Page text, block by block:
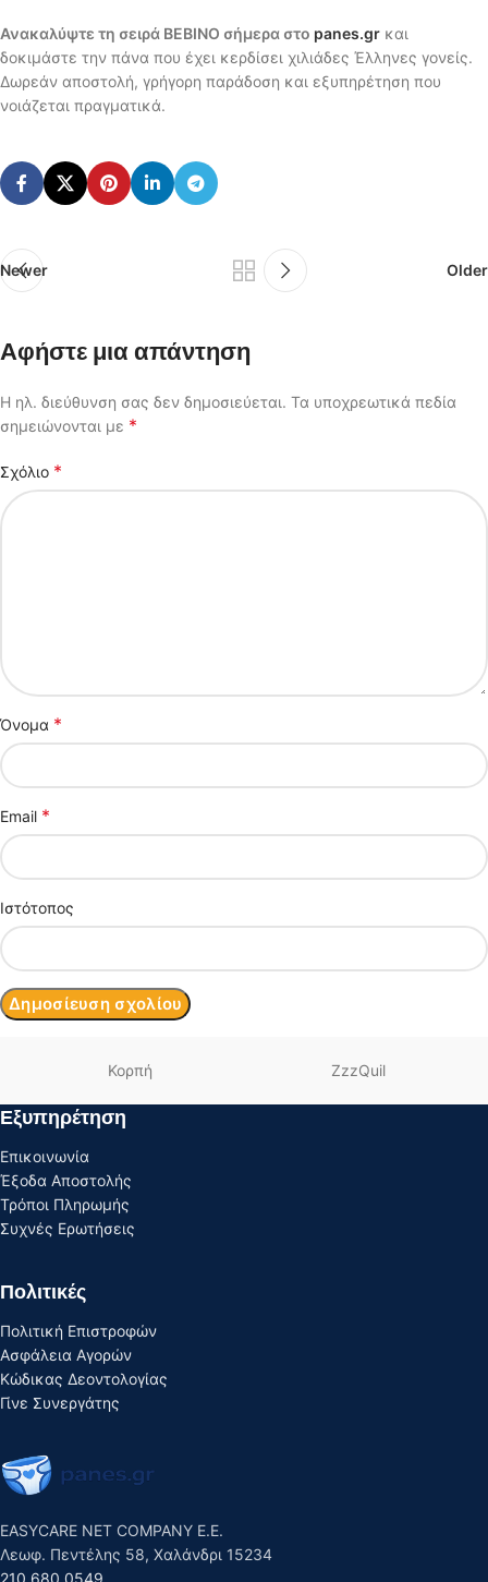
Ανακαλύψτε τη σειρά BEBINO σήμερα στο panes.gr και
δοκιμάστε την πάνα που έχει κερδίσει χιλιάδες Έλληνες γονείς.
Δωρεάν αποστολή, γρήγορη παράδοση και εξυπηρέτηση που
νοιάζεται πραγματικά.
Newer Older
Αφήστε μια απάντηση
Η ηλ. διεύθυνση σας δεν δημοσιεύεται. Τα υποχρεωτικά πεδία
σημειώνονται με *
Σχόλιο *
Όνομα *
Email *
Ιστότοπος
Κορπή ZzzQuil
Εξυπηρέτηση
Επικοινωνία
Έξοδα Αποστολής
Τρόποι Πληρωμής
Συχνές Ερωτήσεις
Πολιτικές
Πολιτική Επιστροφών
Ασφάλεια Αγορών
Κώδικας Δεοντολογίας
Γίνε Συνεργάτης
EASYCARE NET COMPANY E.E.
Λεωφ. Πεντέλης 58, Χαλάνδρι 15234